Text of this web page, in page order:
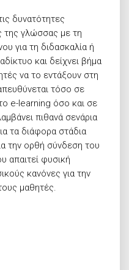
δυνατότητες
της γλώσσας με τη
για τη διδασκαλία ή
και δείχνει βήμα
να το εντάξουν στη
τόσο σε
e-learning όσο και σε
πιθανά σενάρια
τα διάφορα στάδια
την ορθή σύνδεση του
απαιτεί φυσική
κανόνες για την
μαθητές.